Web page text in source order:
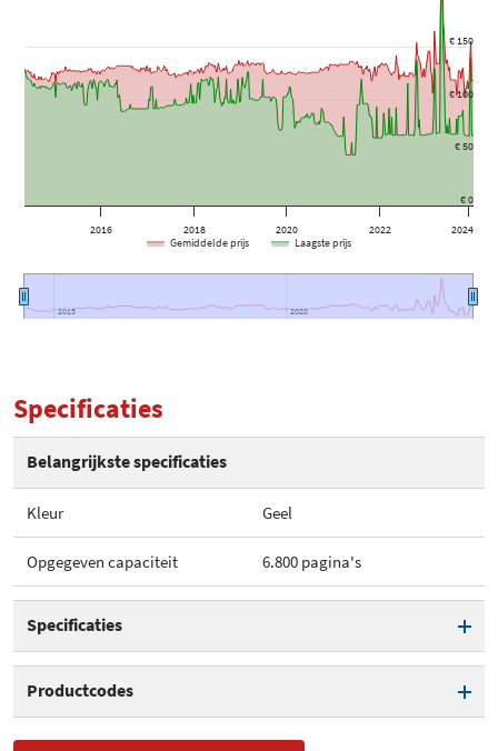
2016 2018 2020 2022 2024
2015
2015 2020
2020
€ 0
€ 50
€ 100
€ 150
Gemiddelde prijs Laagste prijs
Specificaties
Belangrijkste specificaties
Kleur Geel
Opgegeven capaciteit 6.800 pagina's
Specificaties
Opgegeven capaciteit 6.800 pagina's
Productcodes
SKU
006R03011, 6R3011